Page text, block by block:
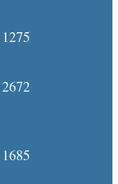
1275
2672
1685